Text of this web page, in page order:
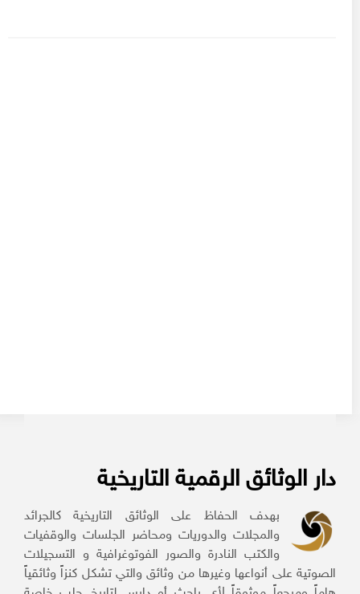
دار الوثائق الرقمية التاريخية
بهدف الحفاظ على الوثائق التاريخية كالجرائد
والمجلات والدوريات ومحاضر الجلسات والوقفيات
والكتب النادرة والصور الفوتوغرافية و التسجيلات
الصوتية على أنواعها وغيرها من وثائق والتي تشكل كنزاً وثائقياً